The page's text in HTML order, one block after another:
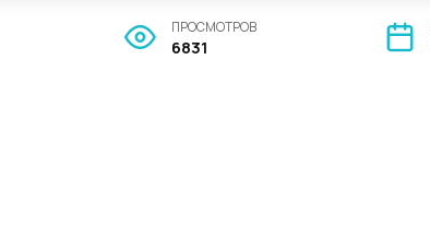
ПРОСМОТРОВ
6831